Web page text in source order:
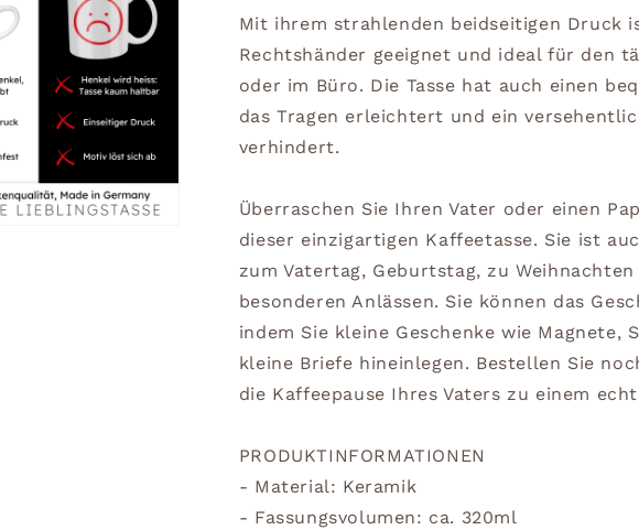
Mit ihrem strahlenden beidseitigen Druck
Rechtshänder geeignet und ideal für den
oder im Büro. Die Tasse hat auch einen
das Tragen erleichtert und ein
verhindert.
Überraschen Sie Ihren Vater oder einen
dieser einzigartigen Kaffeetasse. Sie ist
zum Vatertag, Geburtstag, zu
besonderen Anlässen. Sie können das
indem Sie kleine Geschenke wie Magnete,
kleine Briefe hineinlegen. Bestellen Sie
die Kaffeepause Ihres Vaters zu einem
PRODUKTINFORMATIONEN
- Material: Keramik
- Fassungsvolumen: ca. 320ml